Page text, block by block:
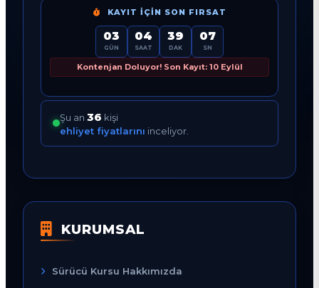
KAYIT İÇIN SON FIRSAT
03
GÜN
04
SAAT
39
DAK
06
SN
Kontenjan Doluyor! Son Kayıt: 10 Eylül
Şu an 36 kişi
ehliyet fiyatlarını inceliyor.
KURUMSAL
Sürücü Kursu Hakkımızda